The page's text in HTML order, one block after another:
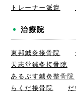
トレーナー派遣
治療院
東邦鍼灸接骨院
天志堂鍼灸接骨院
あるぷす鍼灸整骨院
らくだ接骨院